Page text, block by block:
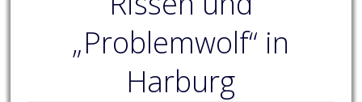
„Problemwolf“ in
Harburg